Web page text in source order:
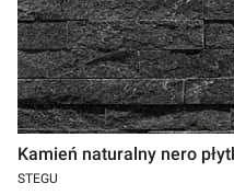
Kamień naturalny nero
STEGU